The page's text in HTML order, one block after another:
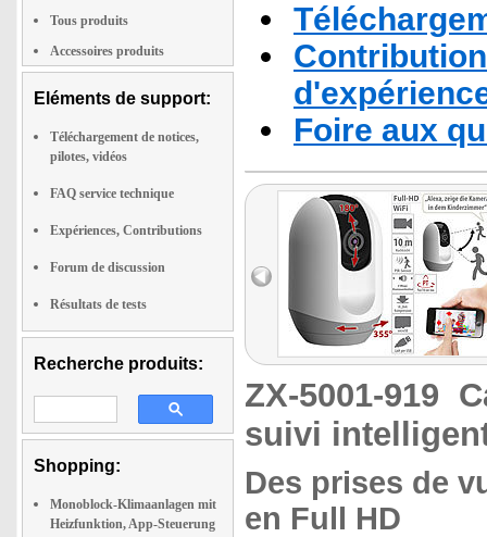
Tous produits
Accessoires produits
Eléments de support:
Téléchargement de notices,
pilotes, vidéos
FAQ service technique
Expériences, Contributions
Forum de discussion
Résultats de tests
Recherche produits:
Shopping:
Monoblock-Klimaanlagen mit
Heizfunktion, App-Steuerung
Foire aux
ZX-5001-919
suivi
Des prises de
en Full HD